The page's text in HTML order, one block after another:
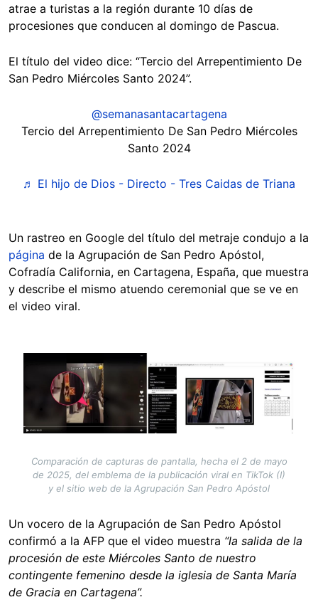
atrae a turistas a la región durante 10 días de
procesiones que conducen al domingo de Pascua.
El título del video dice: “Tercio del Arrepentimiento De
San Pedro Miércoles Santo 2024”.
@semanasantacartagena
Tercio del Arrepentimiento De San Pedro Miércoles
Santo 2024
♬ El hijo de Dios - Directo - Tres Caidas de Triana
Un rastreo en Google del título del metraje condujo a la
página de la Agrupación de San Pedro Apóstol,
Cofradía California, en Cartagena, España, que muestra
y describe el mismo atuendo ceremonial que se ve en
el video viral.
Comparación de capturas de pantalla, hecha el 2 de mayo
de 2025, del emblema de la publicación viral en TikTok (I)
y el sitio web de la Agrupación San Pedro Apóstol
Un vocero de la Agrupación de San Pedro Apóstol
confirmó a la AFP que el video muestra “la salida de la
procesión de este Miércoles Santo de nuestro
contingente femenino desde la iglesia de Santa María
de Gracia en Cartagena”.